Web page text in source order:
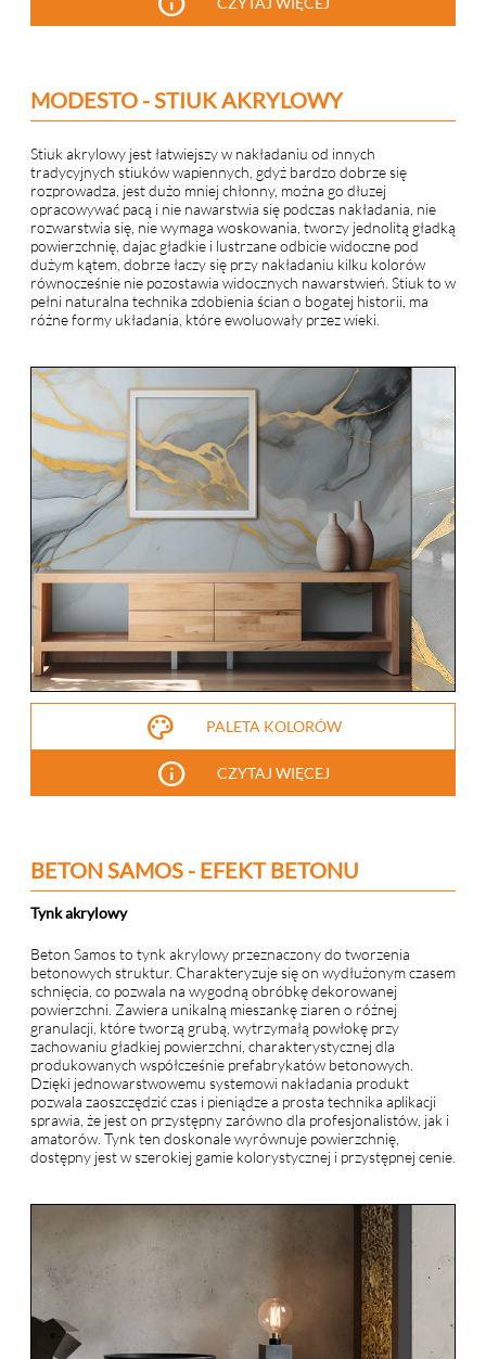
MODESTO - STIUK AKRYLOWY
Stiuk akrylowy jest łatwiejszy w nakładaniu od innych
tradycyjnych stiuków wapiennych, gdyż bardzo dobrze się
rozprowadza, jest dużo mniej chłonny, można go dłuzej
opracowywać pacą i nie nawarstwia się podczas nakładania, nie
rozwarstwia się, nie wymaga woskowania, tworzy jednolitą gładką
powierzchnię, dajac gładkie i lustrzane odbicie widoczne pod
dużym kątem, dobrze łaczy się przy nakładaniu kilku kolorów
równocześnie nie pozostawia widocznych nawarstwień. Stiuk to w
pełni naturalna technika zdobienia ścian o bogatej historii, ma
różne formy układania, które ewoluowały przez wieki.
palette PALETA KOLORÓW
info CZYTAJ WIĘCEJ
BETON SAMOS - EFEKT BETONU
Tynk akrylowy
Beton Samos to tynk akrylowy przeznaczony do tworzenia
betonowych struktur. Charakteryzuje się on wydłużonym czasem
schnięcia, co pozwala na wygodną obróbkę dekorowanej
powierzchni. Zawiera unikalną mieszankę ziaren o różnej
granulacji, które tworzą grubą, wytrzymałą powłokę przy
zachowaniu gładkiej powierzchni, charakterystycznej dla
produkowanych współcześnie prefabrykatów betonowych.
Dzięki jednowarstwowemu systemowi nakładania produkt
pozwala zaoszczędzić czas i pieniądze a prosta technika aplikacji
sprawia, że jest on przystępny zarówno dla profesjonalistów, jak i
amatorów. Tynk ten doskonale wyrównuje powierzchnię,
dostępny jest w szerokiej gamie kolorystycznej i przystępnej cenie.